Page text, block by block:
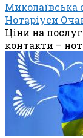
Миколаївська
Нотаріуси
Ціни на
контакти –